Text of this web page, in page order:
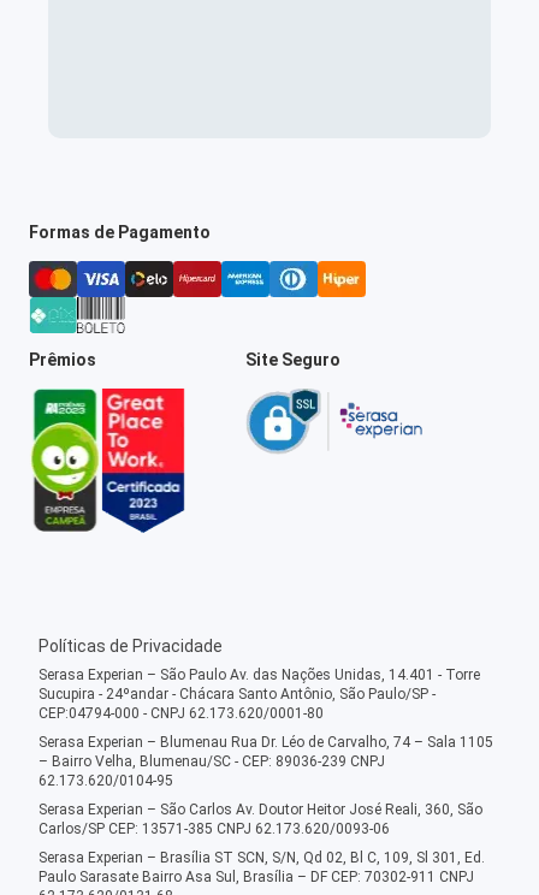
Formas de Pagamento
Prêmios Site Seguro
Políticas de Privacidade
Serasa Experian – São Paulo Av. das Nações Unidas, 14.401 - Torre
Sucupira - 24ºandar - Chácara Santo Antônio, São Paulo/SP -
CEP:04794-000 - CNPJ 62.173.620/0001-80
Serasa Experian – Blumenau Rua Dr. Léo de Carvalho, 74 – Sala 1105
– Bairro Velha, Blumenau/SC - CEP: 89036-239 CNPJ
62.173.620/0104-95
Serasa Experian – São Carlos Av. Doutor Heitor José Reali, 360, São
Carlos/SP CEP: 13571-385 CNPJ 62.173.620/0093-06
Serasa Experian – Brasília ST SCN, S/N, Qd 02, Bl C, 109, Sl 301, Ed.
Paulo Sarasate Bairro Asa Sul, Brasília – DF CEP: 70302-911 CNPJ